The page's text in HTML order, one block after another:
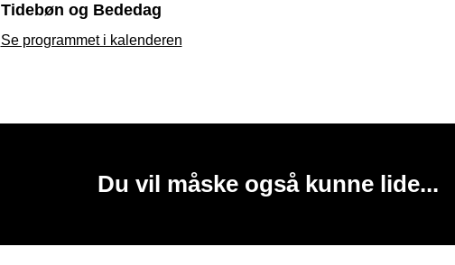
Tidebøn og Bededag
Se programmet i kalenderen
Du vil måske også kunne lide...